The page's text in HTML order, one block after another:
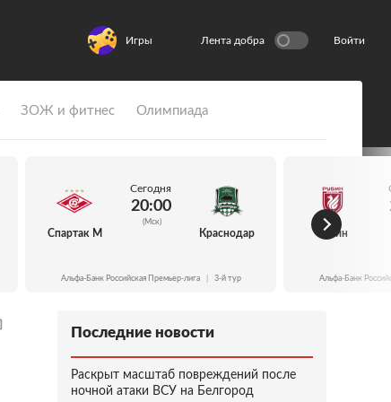
Игры Лента добра Войти
ЗОЖ и фитнес Олимпиада
Спартак М
Сегодня
20:00
(Мск)
Краснодар
Альфа-Банк Российская Премьер-лига 3-й тур
Рубин
Альфа-Банк
Последние новости
Раскрыт масштаб повреждений после
ночной атаки ВСУ на Белгород